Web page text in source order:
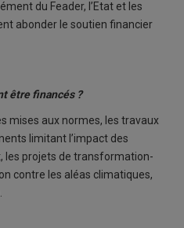
du Feader, l’Etat et les
abonder le soutien financier
être financés ?
mises aux normes, les travaux
limitant l’impact des
les projets de transformation-
contre les aléas climatiques,